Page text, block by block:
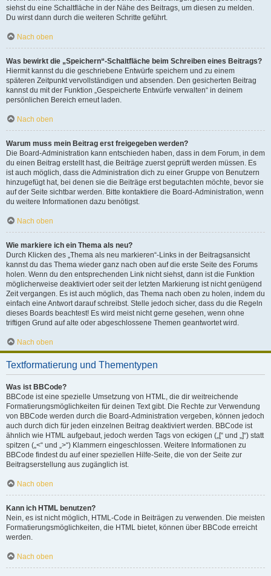
siehst du eine Schaltfläche in der Nähe des Beitrags, um diesen zu melden.
Du wirst dann durch die weiteren Schritte geführt.
Nach oben
Was bewirkt die „Speichern“-Schaltfläche beim Schreiben eines Beitrags?
Hiermit kannst du die geschriebene Entwürfe speichern und zu einem
späteren Zeitpunkt vervollständigen und absenden. Den gesicherten Beitrag
kannst du mit der Funktion „Gespeicherte Entwürfe verwalten“ in deinem
persönlichen Bereich erneut laden.
Nach oben
Warum muss mein Beitrag erst freigegeben werden?
Die Board-Administration kann entschieden haben, dass in dem Forum, in dem
du einen Beitrag erstellt hast, die Beiträge zuerst geprüft werden müssen. Es
ist auch möglich, dass die Administration dich zu einer Gruppe von Benutzern
hinzugefügt hat, bei denen sie die Beiträge erst begutachten möchte, bevor sie
auf der Seite sichtbar werden. Bitte kontaktiere die Board-Administration, wenn
du weitere Informationen dazu benötigst.
Nach oben
Wie markiere ich ein Thema als neu?
Durch Klicken des „Thema als neu markieren“-Links in der Beitragsansicht
kannst du das Thema wieder ganz nach oben auf die erste Seite des Forums
holen. Wenn du den entsprechenden Link nicht siehst, dann ist die Funktion
möglicherweise deaktiviert oder seit der letzten Markierung ist nicht genügend
Zeit vergangen. Es ist auch möglich, das Thema nach oben zu holen, indem du
einfach eine Antwort darauf schreibst. Stelle jedoch sicher, dass du die Regeln
dieses Boards beachtest! Es wird meist nicht gerne gesehen, wenn ohne
triftigen Grund auf alte oder abgeschlossene Themen geantwortet wird.
Nach oben
Textformatierung und Thementypen
Was ist BBCode?
BBCode ist eine spezielle Umsetzung von HTML, die dir weitreichende
Formatierungsmöglichkeiten für deinen Text gibt. Die Rechte zur Verwendung
von BBCode werden durch die Board-Administration vergeben, können jedoch
auch durch dich für jeden einzelnen Beitrag deaktiviert werden. BBCode ist
ähnlich wie HTML aufgebaut, jedoch werden Tags von eckigen („[“ und „]“) statt
spitzen („<“ und „>“) Klammern eingeschlossen. Weitere Informationen zu
BBCode findest du auf einer speziellen Hilfe-Seite, die von der Seite zur
Beitragserstellung aus zugänglich ist.
Nach oben
Kann ich HTML benutzen?
Nein, es ist nicht möglich, HTML-Code in Beiträgen zu verwenden. Die meisten
Formatierungsmöglichkeiten, die HTML bietet, können über BBCode erreicht
werden.
Nach oben